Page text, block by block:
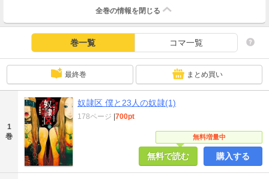
全巻の情報を 閉じる
巻一覧 コマ一覧
最終巻 まとめ買い
1
巻
奴隷区 僕と23人の奴隷(1)
無料増量中
178ページ |700pt
無料で読む 購入する